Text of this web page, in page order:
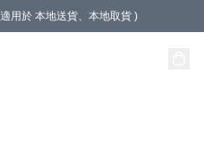
用於 本地送貨、本地取貨 )